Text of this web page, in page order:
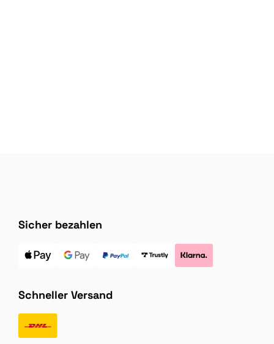
Sicher bezahlen
Schneller Versand